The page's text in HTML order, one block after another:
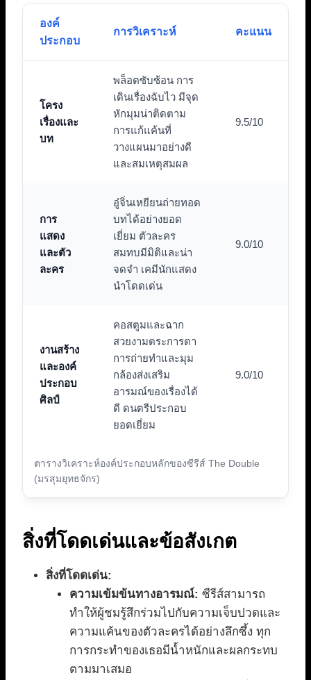
ตารางวิเคราะห์องค์ประกอบหลักของซีรีส์ The Double
(มรสุมยุทธจักร)
องค์
ประกอบ
การวิเคราะห์ คะแนน
โครง
เรื่องและ
บท
พล็อตซับซ้อน การ
เดินเรื่องฉับไว มีจุด
หักมุมน่าติดตาม
การแก้แค้นที่
วางแผนมาอย่างดี
และสมเหตุสมผล
9.5/10
การ
แสดง
และตัว
ละคร
อู๋จิ่นเหยียนถ่ายทอด
บทได้อย่างยอด
เยี่ยม ตัวละคร
สมทบมีมิติและน่า
จดจำ เคมีนักแสดง
นำโดดเด่น
9.0/10
งานสร้าง
และองค์
ประกอบ
ศิลป์
คอสตูมและฉาก
สวยงามตระการตา
การถ่ายทำและมุม
กล้องส่งเสริม
อารมณ์ของเรื่องได้
ดี ดนตรีประกอบ
ยอดเยี่ยม
9.0/10
สิ่งที่โดดเด่นและข้อสังเกต
สิ่งที่โดดเด่น:
ความเข้มข้นทางอารมณ์: ซีรีส์สามารถ
ทำให้ผู้ชมรู้สึกร่วมไปกับความเจ็บปวดและ
ความแค้นของตัวละครได้อย่างลึกซึ้ง ทุก
การกระทำของเธอมีน้ำหนักและผลกระทบ
ตามมาเสมอ